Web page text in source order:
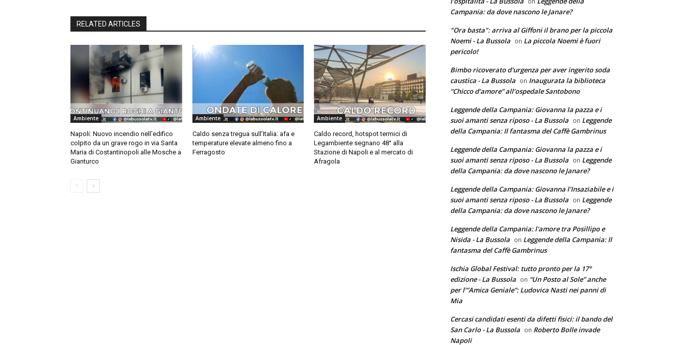
RELATED ARTICLES
Ambiente
Napoli: Nuovo incendio nell’edifico
colpito da un grave rogo in via Santa
Maria di Costantinopoli alle Mosche a
Gianturco
Ambiente
Caldo senza tregua sull’Italia: afa e
temperature elevate almeno fino a
Ferragosto
Ambiente
Caldo record, hotspot termici di
Legambiente segnano 48° alla
Stazione di Napoli e al mercato di
Afragola
Campania: da dove nascono le Janare?
"Ora basta": arriva al Giffoni il brano per la piccola
Noemi - La Bussola on La piccola Noemi è fuori
pericolo!
Bimbo ricoverato d'urgenza per aver ingerito soda
caustica - La Bussola on Inaugurata la biblioteca
“Chicco d’amore” all’ospedale Santobono
Leggende della Campania: Giovanna la pazza e i
suoi amanti senza riposo - La Bussola on Leggende
della Campania: Il fantasma del Caffè Gambrinus
Leggende della Campania: Giovanna la pazza e i
suoi amanti senza riposo - La Bussola on Leggende
della Campania: da dove nascono le Janare?
Leggende della Campania: Giovanna l'Insaziabile e i
suoi amanti senza riposo - La Bussola on Leggende
della Campania: da dove nascono le Janare?
Leggende della Campania: l'amore tra Posillipo e
Nisida - La Bussola on Leggende della Campania: Il
fantasma del Caffè Gambrinus
Ischia Global Festival: tutto pronto per la 17°
edizione - La Bussola on “Un Posto al Sole” anche
per l’”Amica Geniale”: Ludovica Nasti nei panni di
Mia
Cercasi candidati esenti da difetti fisici: il bando del
San Carlo - La Bussola on Roberto Bolle invade
Napoli